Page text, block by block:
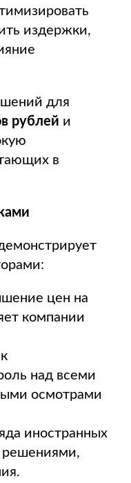
издержки,
для
рублей и
в
цен на
компании
над всеми
осмотрами
иностранных
решениями,